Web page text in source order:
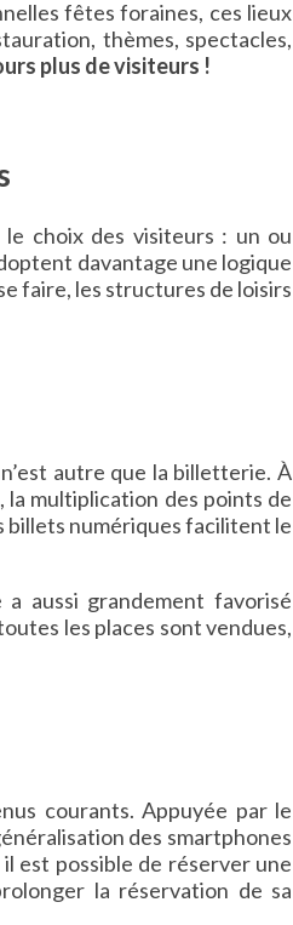
fêtes foraines, ces lieux
thèmes, spectacles,
plus de visiteurs !
choix des visiteurs : un ou
davantage une logique
faire, les structures de loisirs
autre que la billetterie. À
la multiplication des points de
billets numériques facilitent le
aussi grandement favorisé
les places sont vendues,
courants. Appuyée par le
des smartphones
est possible de réserver une
la réservation de sa